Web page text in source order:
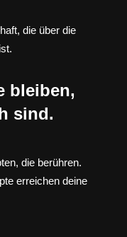
die über die
bleiben,
sind.
die berühren.
erreichen deine